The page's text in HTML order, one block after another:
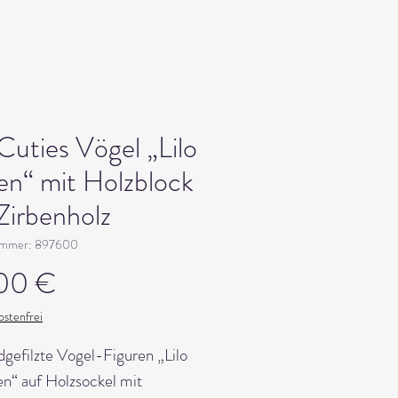
Vögel „Lilo
mit Holzblock
897600
€
Vogel-Figuren „Lilo
auf Holzsockel mit